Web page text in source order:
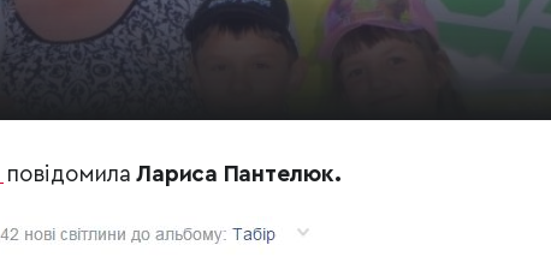
повідомилаЛариса Пантелюк.